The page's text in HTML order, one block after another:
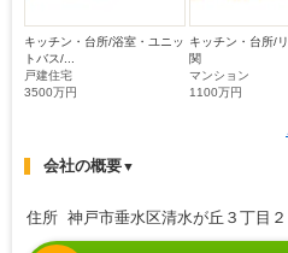
キッチン・台所/浴室・ユニッ
トバス/...
戸建住宅
3500万円
キッチン・台所/
関
マンション
1100万円
会社の概要▼
住所 神戸市垂水区清水が丘３丁目２